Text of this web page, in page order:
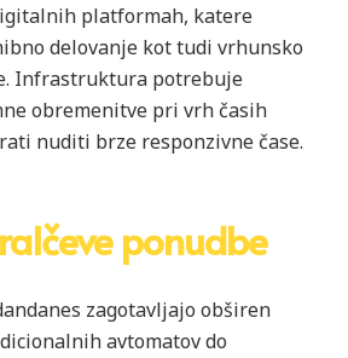
platformah, katere
delovanje kot tudi vrhunsko
Infrastruktura potrebuje
obremenitve pri vrh časih
nuditi brze responzivne čase.
ponudbe
zagotavljajo obširen
avtomatov do